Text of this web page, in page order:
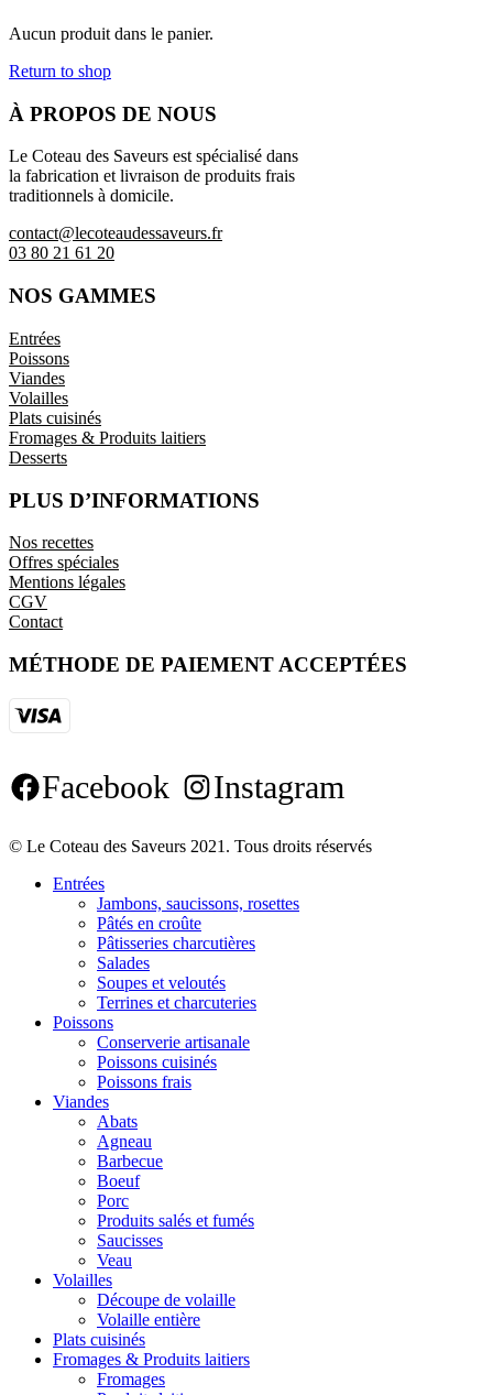
Aucun produit dans le panier.
Return to shop
À PROPOS DE NOUS
Le Coteau des Saveurs est spécialisé dans
la fabrication et livraison de produits frais
traditionnels à domicile.
contact@lecoteaudessaveurs.fr
03 80 21 61 20
NOS GAMMES
Entrées
Poissons
Viandes
Volailles
Plats cuisinés
Fromages & Produits laitiers
Desserts
PLUS D’INFORMATIONS
Nos recettes
Offres spéciales
Mentions légales
CGV
Contact
MÉTHODE DE PAIEMENT ACCEPTÉES
Facebook Instagram
© Le Coteau des Saveurs 2021. Tous droits réservés
Entrées
Jambons, saucissons, rosettes
Pâtés en croûte
Pâtisseries charcutières
Salades
Soupes et veloutés
Terrines et charcuteries
Poissons
Conserverie artisanale
Poissons cuisinés
Poissons frais
Viandes
Abats
Agneau
Barbecue
Boeuf
Porc
Produits salés et fumés
Saucisses
Veau
Volailles
Découpe de volaille
Volaille entière
Plats cuisinés
Fromages & Produits laitiers
Fromages